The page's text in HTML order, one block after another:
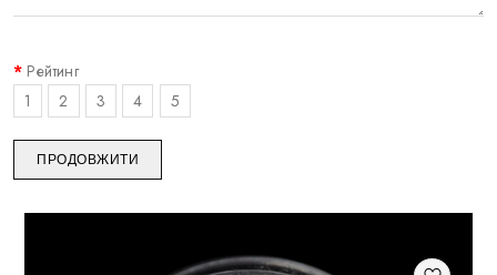
Рейтинг
1
2 3 4 5
ПРОДОВЖИТИ